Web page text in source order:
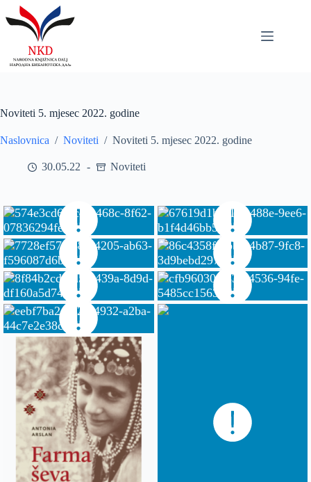
to
content
Noviteti 5. mjesec 2022. godine
Naslovnica / Noviteti / Noviteti 5. mjesec 2022. godine
30.05.22 Noviteti